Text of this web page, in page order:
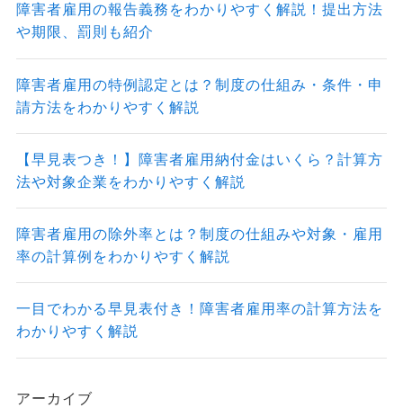
障害者雇用の報告義務をわかりやすく解説！提出方法
や期限、罰則も紹介
障害者雇用の特例認定とは？制度の仕組み・条件・申
請方法をわかりやすく解説
【早見表つき！】障害者雇用納付金はいくら？計算方
法や対象企業をわかりやすく解説
障害者雇用の除外率とは？制度の仕組みや対象・雇用
率の計算例をわかりやすく解説
一目でわかる早見表付き！障害者雇用率の計算方法を
わかりやすく解説
アーカイブ